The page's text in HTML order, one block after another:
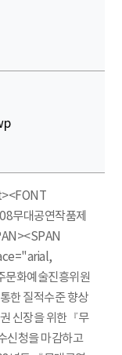
무대공연작품제
화예술진흥위원
한 질적수준 향상
신장을 위한『무
신청을 마감하고